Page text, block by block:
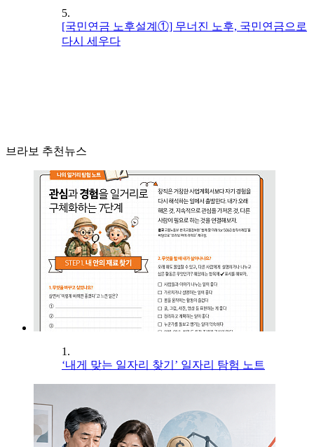
5.
[국민연금 노후설계①] 무너진 노후, 국민연금으로
다시 세우다
브라보 추천뉴스
1.
‘내게 맞는 일자리 찾기’ 일자리 탐험 노트